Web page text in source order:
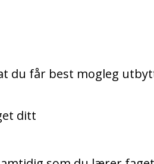
du får best mogleg
ditt